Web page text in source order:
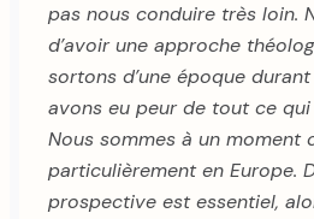
pas nous conduire très loin.
d’avoir une approche
sortons d’une époque
avons eu peur de tout ce
Nous sommes à un moment
particulièrement en Europe.
prospective est essentiel,